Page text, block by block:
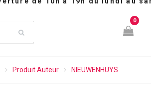
0
Produit Auteur NIEUWENHUYS